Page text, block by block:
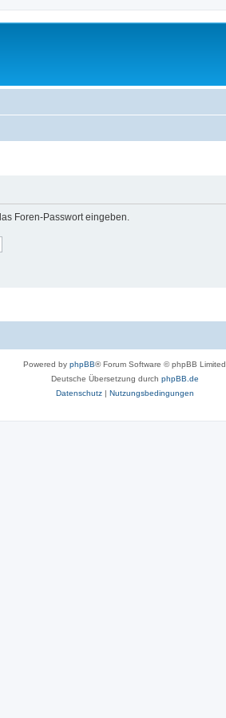
Foren-Passwort eingeben.
Powered by phpBB® Forum Software © phpBB Limited
Deutsche Übersetzung durch phpBB.de
Datenschutz| Nutzungsbedingungen